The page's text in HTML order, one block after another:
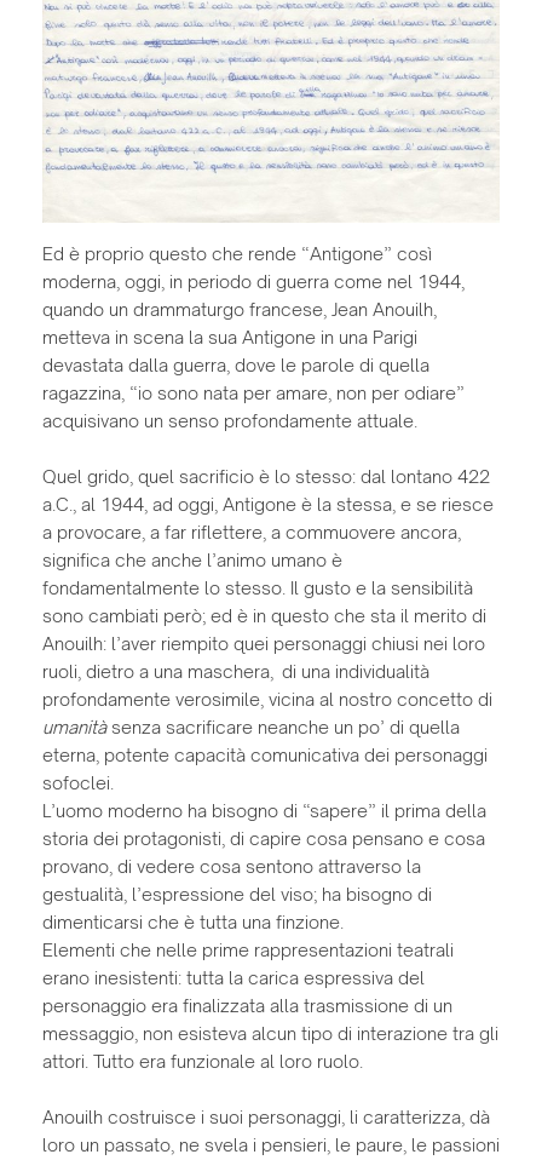
Ed è proprio questo che rende “Antigone” così
moderna, oggi, in periodo di guerra come nel 1944,
quando un drammaturgo francese, Jean Anouilh,
metteva in scena la sua Antigone in una Parigi
devastata dalla guerra, dove le parole di quella
ragazzina, “io sono nata per amare, non per odiare”
acquisivano un senso profondamente attuale.
Quel grido, quel sacrificio è lo stesso: dal lontano 422
a.C., al 1944, ad oggi, Antigone è la stessa, e se riesce
a provocare, a far riflettere, a commuovere ancora,
significa che anche l’animo umano è
fondamentalmente lo stesso. Il gusto e la sensibilità
sono cambiati però; ed è in questo che sta il merito di
Anouilh: l’aver riempito quei personaggi chiusi nei loro
ruoli, dietro a una maschera, di una individualità
profondamente verosimile, vicina al nostro concetto di
umanitàsenza sacrificare neanche un po’ di quella
eterna, potente capacità comunicativa dei personaggi
sofoclei.
L’uomo moderno ha bisogno di “sapere” il prima della
storia dei protagonisti, di capire cosa pensano e cosa
provano, di vedere cosa sentono attraverso la
gestualità, l’espressione del viso; ha bisogno di
dimenticarsi che è tutta una finzione.
Elementi che nelle prime rappresentazioni teatrali
erano inesistenti: tutta la carica espressiva del
personaggio era finalizzata alla trasmissione di un
messaggio, non esisteva alcun tipo di interazione tra gli
attori. Tutto era funzionale al loro ruolo.
Anouilh costruisce i suoi personaggi, li caratterizza, dà
loro un passato, ne svela i pensieri, le paure, le passioni